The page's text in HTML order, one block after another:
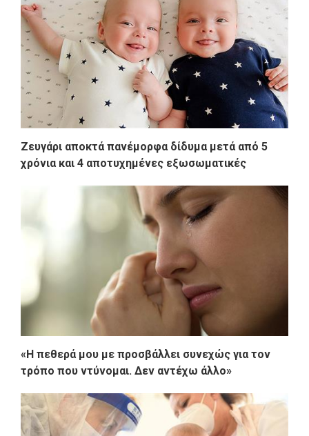
Ζευγάρι αποκτά πανέμορφα δίδυμα μετά από 5
χρόνια και 4 αποτυχημένες εξωσωματικές
«Η πεθερά μου με προσβάλλει συνεχώς για τον
τρόπο που ντύνομαι. Δεν αντέχω άλλο»